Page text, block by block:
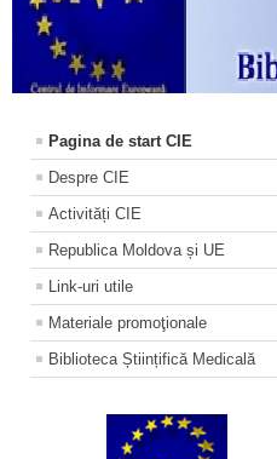
Pagina de start CIE
Despre CIE
Activități CIE
Republica Moldova și UE
Link-uri utile
Materiale promoţionale
Biblioteca Științifică Medicală